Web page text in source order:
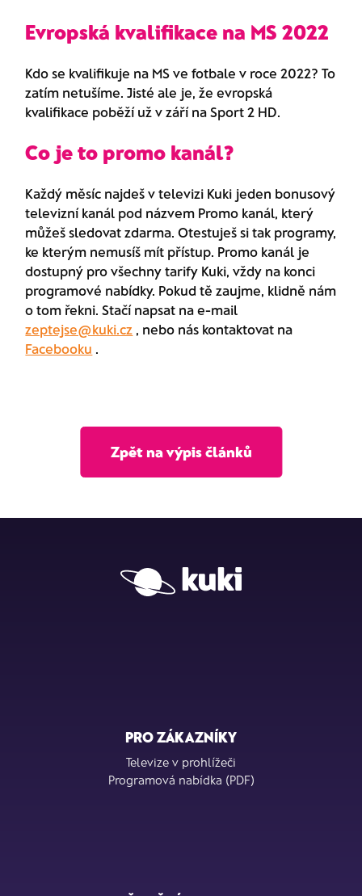
Evropská kvalifikace na MS 2022
Kdo se kvalifikuje na MS ve fotbale v roce 2022? To
zatím netušíme. Jisté ale je, že evropská
kvalifikace poběží už v září na Sport 2 HD.
Co je to promo kanál?
Každý měsíc najdeš v televizi Kuki jeden bonusový
televizní kanál pod názvem Promo kanál, který
můžeš sledovat zdarma. Otestuješ si tak programy,
ke kterým nemusíš mít přístup. Promo kanál je
dostupný pro všechny tarify Kuki, vždy na konci
programové nabídky. Pokud tě zaujme, klidně nám
o tom řekni. Stačí napsat na e-mail
zeptejse@kuki.cz , nebo nás kontaktovat na
Facebooku .
Zpět na výpis článků
PRO ZÁKAZNÍKY
Televize v prohlížeči
Programová nabídka (PDF)